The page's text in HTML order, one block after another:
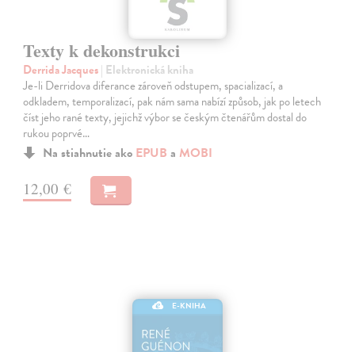
Texty k dekonstrukci
Derrida Jacques| Elektronická kniha
Je-li Derridova diferance zároveň odstupem, spacializací, a
odkladem, temporalizací, pak nám sama nabízí způsob, jak po letech
číst jeho rané texty, jejichž výbor se českým čtenářům dostal do
rukou poprvé…
Na stiahnutie ako EPUB a MOBI
12,00 €
E-KNIHA